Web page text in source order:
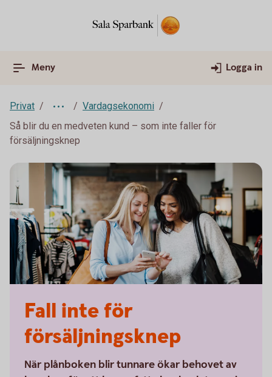
Meny Logga in
Privat
Vardagsekonomi
Så blir du en medveten kund – som inte faller för
försäljningsknep
Fall inte för
försäljningsknep
När plånboken blir tunnare ökar behovet av